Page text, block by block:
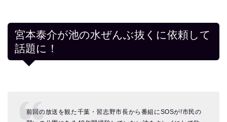
宮本泰介が池の水ぜんぶ抜くに依頼して
話題に！
前回の放送を観た千葉・習志野市長から番組にSOSが!市民の